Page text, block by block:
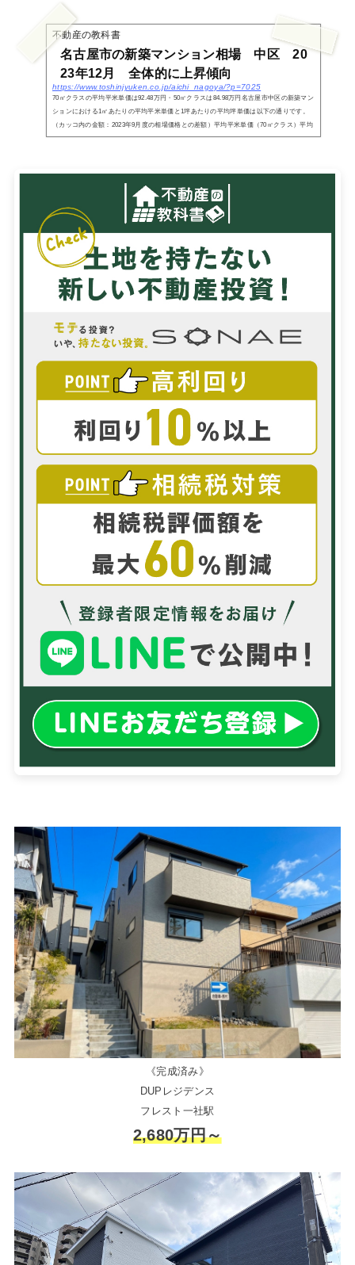
不動産の教科書
名古屋市の新築マンション相場 中区 20
23年12月 全体的に上昇傾向
https://www.toshinjyuken.co.jp/aichi_nagoya/?p=7025
70㎡クラスの平均平米単価は92.48万円・50㎡クラスは84.98万円名古屋市中区の新築マン
ションにおける1㎡あたりの平均平米単価と1坪あたりの平均坪単価は以下の通りです。
（カッコ内の金額：2023年9月度の相場価格との差額）平均平米単価（70㎡クラス）平均
坪単価（70...
《完成済み》
DUPレジデンス
フレスト一社駅
2,680万円～